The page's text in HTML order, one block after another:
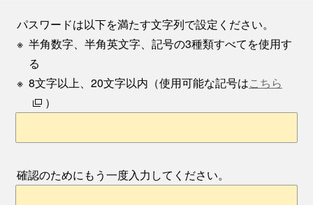
パスワードは以下を満たす文字列で設定ください。
※ 半角数字、半角英文字、記号の3種類すべてを使用す
る
※ 8文字以上、20文字以内（使用可能な記号はこちら
）
確認のためにもう一度入力してください。